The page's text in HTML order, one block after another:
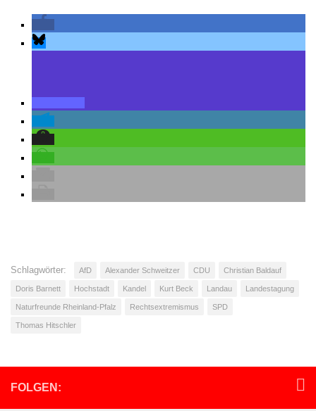
Schlagwörter: AfD Alexander Schweitzer CDU Christian Baldauf
Doris Barnett Hochstadt Kandel Kurt Beck Landau Landestagung
Naturfreunde Rheinland-Pfalz Rechtsextremismus SPD
Thomas Hitschler
FOLGEN: